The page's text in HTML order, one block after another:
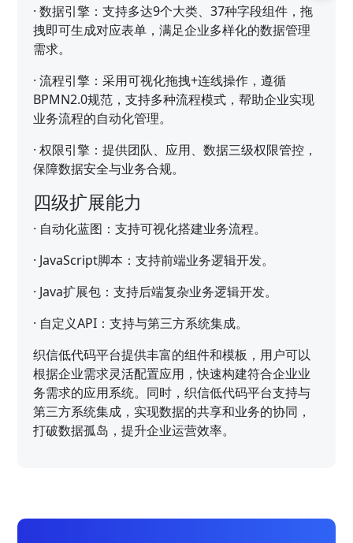
·数据引擎：支持多达9个大类、37种字段组件，拖
拽即可生成对应表单，满足企业多样化的数据管理
需求。
·流程引擎：采用可视化拖拽+连线操作，遵循
BPMN2.0规范，支持多种流程模式，帮助企业实现
业务流程的自动化管理。
·权限引擎：提供团队、应用、数据三级权限管控，
保障数据安全与业务合规。
四级扩展能力
· 自动化蓝图：支持可视化搭建业务流程。
· JavaScript脚本：支持前端业务逻辑开发。
· Java扩展包：支持后端复杂业务逻辑开发。
· 自定义API：支持与第三方系统集成。
织信低代码平台提供丰富的组件和模板，用户可以
根据企业需求灵活配置应用，快速构建符合企业业
务需求的应用系统。同时，织信低代码平台支持与
第三方系统集成，实现数据的共享和业务的协同，
打破数据孤岛，提升企业运营效率。